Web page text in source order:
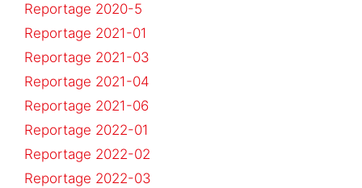
Reportage 2020-5
Reportage 2021-01
Reportage 2021-03
Reportage 2021-04
Reportage 2021-06
Reportage 2022-01
Reportage 2022-02
Reportage 2022-03